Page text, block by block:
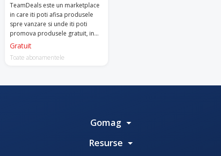
TeamDeals este un marketplace
in care iti poti afisa produsele
spre vanzare si unde iti poti
promova produsele gratuit, in
fata a peste 3.5 milioane de
Gratuit
Toate abonamentele
Gomag
Resurse